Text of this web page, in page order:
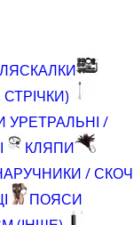
УРЕТРАЛЬНІ /
КЛЯПИ
/ СКОЧ
ПОЯСИ